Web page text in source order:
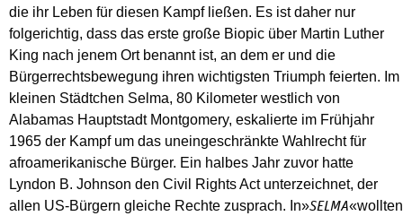
die ihr Leben für diesen Kampf ließen. Es ist daher nur
folgerichtig, dass das erste große Biopic über Martin Luther
King nach jenem Ort benannt ist, an dem er und die
Bürgerrechtsbewegung ihren wichtigsten Triumph feierten. Im
kleinen Städtchen Selma, 80 Kilometer westlich von
Alabamas Hauptstadt Montgomery, eskalierte im Frühjahr
1965 der Kampf um das uneingeschränkte Wahlrecht für
afroamerikanische Bürger. Ein halbes Jahr zuvor hatte
Lyndon B. Johnson den Civil Rights Act unterzeichnet, der
allen US-Bürgern gleiche Rechte zusprach. In»SELMA«wollten